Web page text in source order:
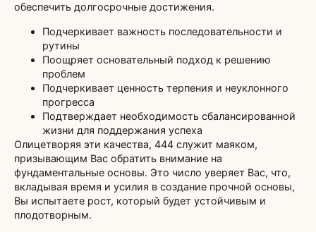
обеспечить долгосрочные достижения.
Подчеркивает важность последовательности и
рутины
Поощряет основательный подход к решению
проблем
Подчеркивает ценность терпения и неуклонного
прогресса
Подтверждает необходимость сбалансированной
жизни для поддержания успеха
Олицетворяя эти качества, 444 служит маяком,
призывающим Вас обратить внимание на
фундаментальные основы. Это число уверяет Вас, что,
вкладывая время и усилия в создание прочной основы,
Вы испытаете рост, который будет устойчивым и
плодотворным.